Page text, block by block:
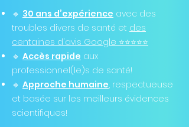
🔹 30 ans d’expérience avec des
troubles divers de santé et des
centaines d'avis Google ⭐️⭐️⭐️⭐️⭐️
🔹 Accès rapide aux
professionnel(le)s de santé!
🔹 Approche humaine, respectueuse
et basée sur les meilleurs évidences
scientifiques!